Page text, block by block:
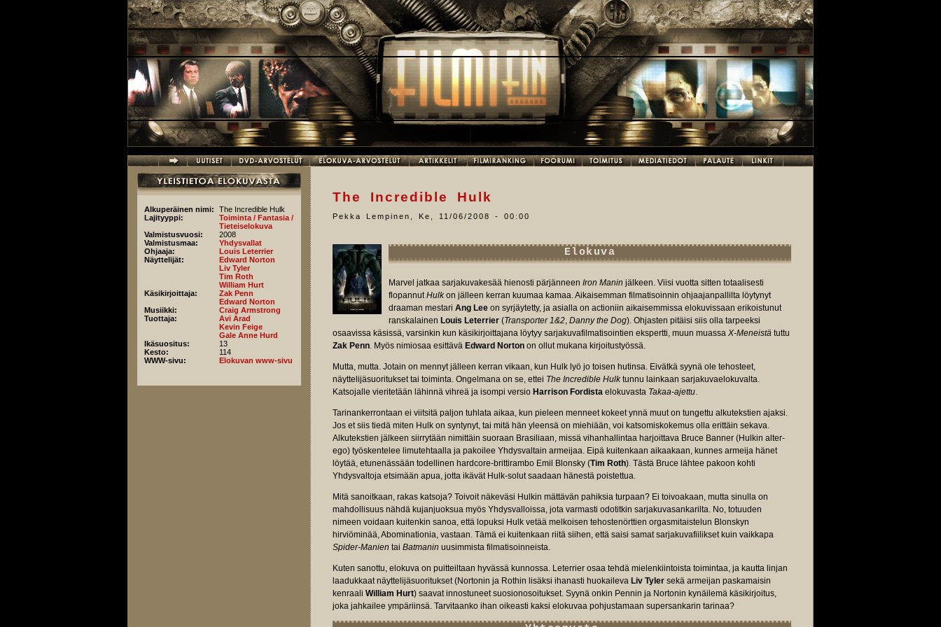
Alkuperäinen nimi:
The Incredible Hulk
Lajityyppi:
Toiminta / Fantasia /
Tieteiselokuva
Valmistusvuosi:
2008
Valmistusmaa:
Yhdysvallat
Ohjaaja:
Louis Leterrier
Näyttelijät:
Edward Norton
Liv Tyler
Tim Roth
William Hurt
Käsikirjoittaja:
Zak Penn
Edward Norton
Musiikki:
Craig Armstrong
Tuottaja:
Avi Arad
Kevin Feige
Gale Anne Hurd
Ikäsuositus:
13
Kesto:
114
WWW-sivu:
Elokuvan www-sivu
The Incredible Hulk
Pekka Lempinen Ke, 11/06/2008 - 00:00
Elokuva
Marvel jatkaa sarjakuvakesää hienosti pärjänneen Iron Manin jälkeen. Viisi vuotta sitten totaalisesti
flopannutHulkon jälleen kerran kuumaa kamaa. Aikaisemman filmatisoinnin ohjaajanpallilta löytynyt
draaman mestari Ang Lee on syrjäytetty, ja asialla on actioniin aikaisemmissa elokuvissaan erikoistunut
ranskalainen Louis Leterrier (Transporter 1&2, Danny the Dog). Ohjasten pitäisi siis olla tarpeeksi
osaavissa käsissä, varsinkin kun käsikirjoittajana löytyy sarjakuvafilmatisointien ekspertti, muun muassa X-Meneistä tuttu
Zak Penn. Myös nimiosaa esittävä Edward Norton on ollut mukana kirjoitustyössä.
Mutta, mutta. Jotain on mennyt jälleen kerran vikaan, kun Hulk lyö jo toisen hutinsa. Eivätkä syynä ole tehosteet,
näyttelijäsuoritukset tai toiminta. Ongelmana on se, ettei The Incredible Hulktunnu lainkaan sarjakuvaelokuvalta.
Katsojalle vieritetään lähinnä vihreä ja isompi versio Harrison Fordista elokuvasta Takaa-ajettu.
Tarinankerrontaan ei viitsitä paljon tuhlata aikaa, kun pieleen menneet kokeet ynnä muut on tungettu alkutekstien ajaksi.
Jos et siis tiedä miten Hulk on syntynyt, tai mitä hän yleensä on miehiään, voi katsomiskokemus olla erittäin sekava.
Alkutekstien jälkeen siirrytään nimittäin suoraan Brasiliaan, missä vihanhallintaa harjoittava Bruce Banner (Hulkin alter-
ego) työskentelee limutehtaalla ja pakoilee Yhdysvaltain armeijaa. Eipä kuitenkaan aikaakaan, kunnes armeija hänet
löytää, etunenässään todellinen hardcore-brittirambo Emil Blonsky (Tim Roth). Tästä Bruce lähtee pakoon kohti
Yhdysvaltoja etsimään apua, jotta ikävät Hulk-solut saadaan hänestä poistettua.
Mitä sanoitkaan, rakas katsoja? Toivoit näkeväsi Hulkin mättävän pahiksia turpaan? Ei toivoakaan, mutta sinulla on
mahdollisuus nähdä kujanjuoksua myös Yhdysvalloissa, jota varmasti odotitkin sarjakuvasankarilta. No, totuuden
nimeen voidaan kuitenkin sanoa, että lopuksi Hulk vetää melkoisen tehostenörttien orgasmitaistelun Blonskyn
hirviöminää, Abominationia, vastaan. Tämä ei kuitenkaan riitä siihen, että saisi samat sarjakuvafiilikset kuin vaikkapa
Spider-Manien tai Batmanin uusimmista filmatisoinneista.
Kuten sanottu, elokuva on puitteiltaan hyvässä kunnossa. Leterrier osaa tehdä mielenkiintoista toimintaa, ja kautta linjan
laadukkaat näyttelijäsuoritukset (Nortonin ja Rothin lisäksi ihanasti huokaileva Liv Tyler sekä armeijan paskamaisin
kenraali William Hurt) saavat innostuneet suosionosoitukset. Syynä onkin Pennin ja Nortonin kynäilemä käsikirjoitus,
joka jahkailee ympäriinsä. Tarvitaanko ihan oikeasti kaksi elokuvaa pohjustamaan supersankarin tarinaa?